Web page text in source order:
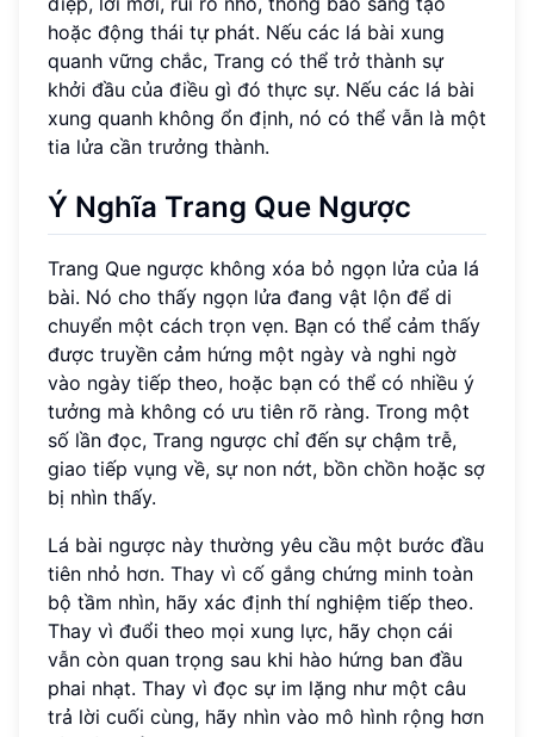
hoặc động thái tự phát. Nếu các lá bài xung
quanh vững chắc, Trang có thể trở thành sự
khởi đầu của điều gì đó thực sự. Nếu các lá bài
xung quanh không ổn định, nó có thể vẫn là một
tia lửa cần trưởng thành.
Ý Nghĩa Trang Que Ngược
Trang Que ngược không xóa bỏ ngọn lửa của lá
bài. Nó cho thấy ngọn lửa đang vật lộn để di
chuyển một cách trọn vẹn. Bạn có thể cảm thấy
được truyền cảm hứng một ngày và nghi ngờ
vào ngày tiếp theo, hoặc bạn có thể có nhiều ý
tưởng mà không có ưu tiên rõ ràng. Trong một
số lần đọc, Trang ngược chỉ đến sự chậm trễ,
giao tiếp vụng về, sự non nớt, bồn chồn hoặc sợ
bị nhìn thấy.
Lá bài ngược này thường yêu cầu một bước đầu
tiên nhỏ hơn. Thay vì cố gắng chứng minh toàn
bộ tầm nhìn, hãy xác định thí nghiệm tiếp theo.
Thay vì đuổi theo mọi xung lực, hãy chọn cái
vẫn còn quan trọng sau khi hào hứng ban đầu
phai nhạt. Thay vì đọc sự im lặng như một câu
trả lời cuối cùng, hãy nhìn vào mô hình rộng hơn